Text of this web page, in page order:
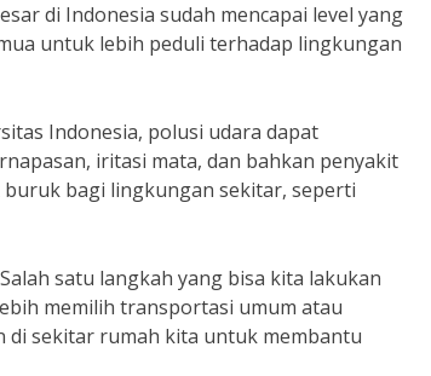
di Indonesia sudah mencapai level yang
untuk lebih peduli terhadap lingkungan
Indonesia, polusi udara dapat
iritasi mata, dan bahkan penyakit
bagi lingkungan sekitar, seperti
satu langkah yang bisa kita lakukan
memilih transportasi umum atau
di sekitar rumah kita untuk membantu